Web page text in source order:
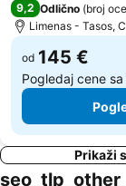
9,2 Odlično (broj
Limenas - Tasos,
od 145 €
Pogledaj cene sa
Prikaži